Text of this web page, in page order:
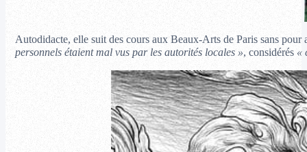
Autodidacte, elle suit des cours aux Beaux-Arts de Paris sans
personnels étaient mal vus par les autorités locales », considérés «